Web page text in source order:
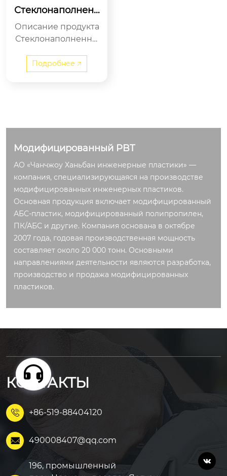
Стеклонаполненн
Описание продукта
Стеклонаполненны
эффективный инже
нерный пластик, п...
Подробнее 🡥
Модифицированный PBT
АО «Чанчжоу Ханьбан инженерные пластики» —
компания, специализирующаяся на производстве
модифицированных инженерных пластиков.
Основная продукция включает модифицированный
АБС-пластик, модифицированный полипропилен,
ПК/АБС и другие. Компания основана в октябре
2007 года, годовая производственная мощность
составляет около 20 000 тонн. Основными
направлениями деятельности являются разработка,
производство и продажа модифицированных
пластиков.
КОНТАКТЫ
 +86-519-88404120
 490008407@qq.com
196, промышленный
